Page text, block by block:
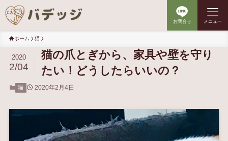
お問合せ メニュー
ホーム 猫
猫の爪とぎから、家具や壁を守り
たい！どうしたらいいの？
2020
2/04
猫 2020年2月4日